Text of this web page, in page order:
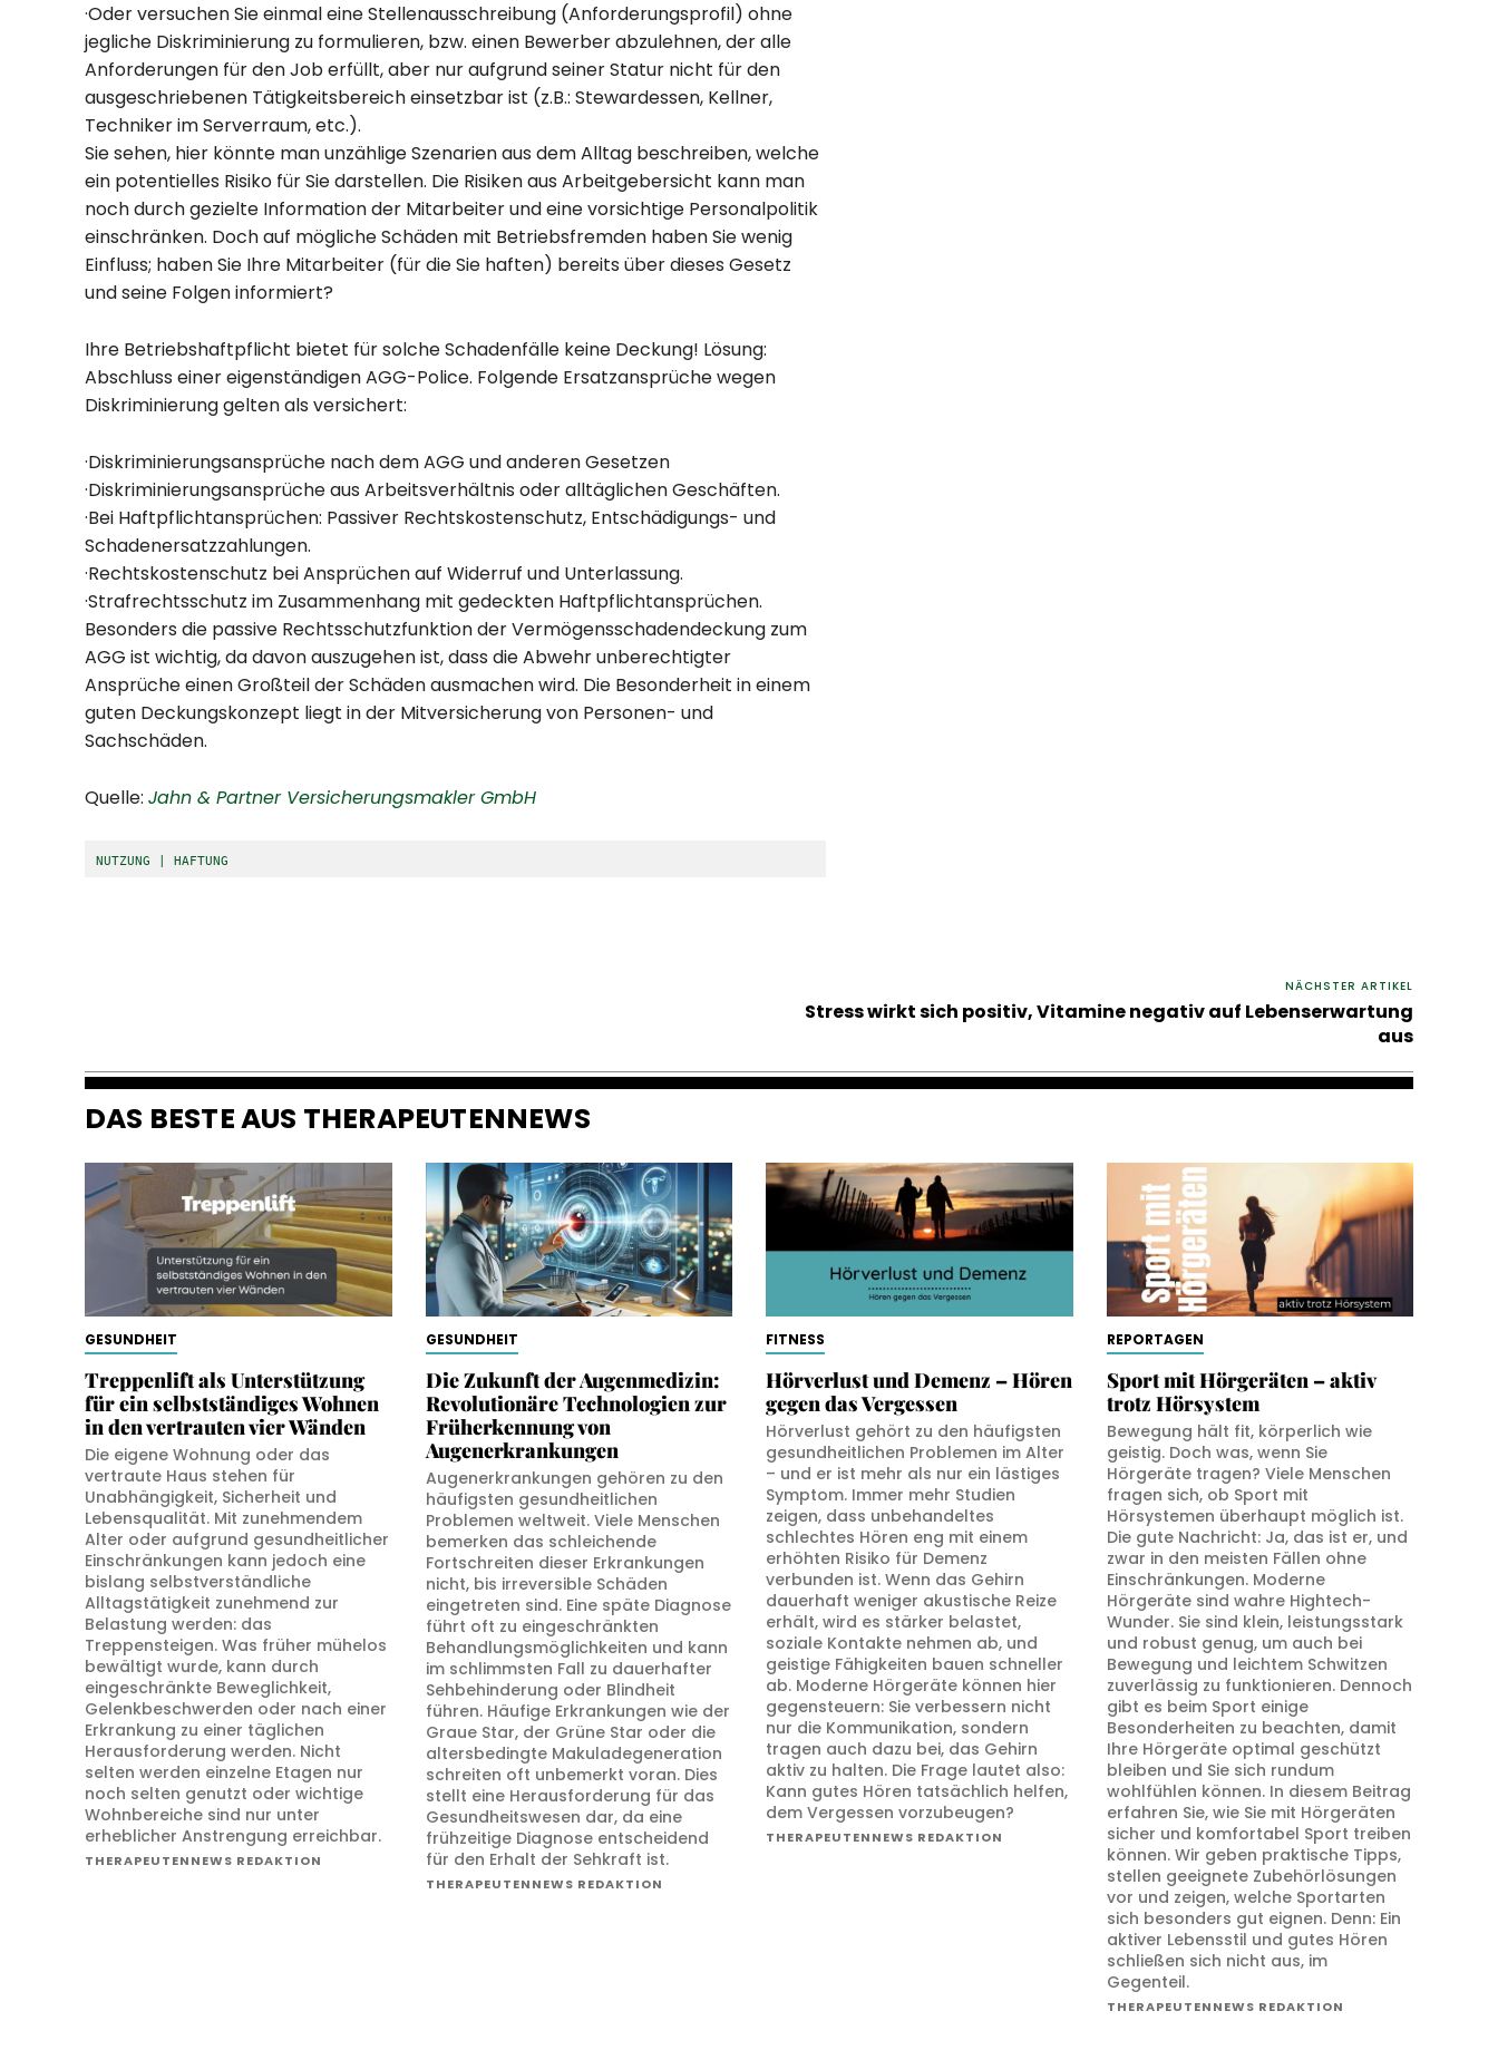
·Oder versuchen Sie einmal eine Stellenausschreibung (Anforderungsprofil) ohne
jegliche Diskriminierung zu formulieren, bzw. einen Bewerber abzulehnen, der alle
Anforderungen für den Job erfüllt, aber nur aufgrund seiner Statur nicht für den
ausgeschriebenen Tätigkeitsbereich einsetzbar ist (z.B.: Stewardessen, Kellner,
Techniker im Serverraum, etc.).
Sie sehen, hier könnte man unzählige Szenarien aus dem Alltag beschreiben, welche
ein potentielles Risiko für Sie darstellen. Die Risiken aus Arbeitgebersicht kann man
noch durch gezielte Information der Mitarbeiter und eine vorsichtige Personalpolitik
einschränken. Doch auf mögliche Schäden mit Betriebsfremden haben Sie wenig
Einfluss; haben Sie Ihre Mitarbeiter (für die Sie haften) bereits über dieses Gesetz
und seine Folgen informiert?
Ihre Betriebshaftpflicht bietet für solche Schadenfälle keine Deckung! Lösung:
Abschluss einer eigenständigen AGG-Police. Folgende Ersatzansprüche wegen
Diskriminierung gelten als versichert:
·Diskriminierungsansprüche nach dem AGG und anderen Gesetzen
·Diskriminierungsansprüche aus Arbeitsverhältnis oder alltäglichen Geschäften.
·Bei Haftpflichtansprüchen: Passiver Rechtskostenschutz, Entschädigungs- und
Schadenersatzzahlungen.
·Rechtskostenschutz bei Ansprüchen auf Widerruf und Unterlassung.
·Strafrechtsschutz im Zusammenhang mit gedeckten Haftpflichtansprüchen.
Besonders die passive Rechtsschutzfunktion der Vermögensschadendeckung zum
AGG ist wichtig, da davon auszugehen ist, dass die Abwehr unberechtigter
Ansprüche einen Großteil der Schäden ausmachen wird. Die Besonderheit in einem
guten Deckungskonzept liegt in der Mitversicherung von Personen- und
Sachschäden.
Quelle: Jahn & Partner Versicherungsmakler GmbH
NUTZUNG | HAFTUNG
NÄCHSTER ARTIKEL
Stress wirkt sich positiv, Vitamine negativ auf Lebenserwartung
aus
DAS BESTE AUS THERAPEUTENNEWS
GESUNDHEIT
Treppenlift als Unterstützung
für ein selbstständiges Wohnen
in den vertrauten vier Wänden
Die eigene Wohnung oder das
vertraute Haus stehen für
Unabhängigkeit, Sicherheit und
Lebensqualität. Mit zunehmendem
Alter oder aufgrund gesundheitlicher
Einschränkungen kann jedoch eine
bislang selbstverständliche
Alltagstätigkeit zunehmend zur
Belastung werden: das
Treppensteigen. Was früher mühelos
bewältigt wurde, kann durch
eingeschränkte Beweglichkeit,
Gelenkbeschwerden oder nach einer
Erkrankung zu einer täglichen
Herausforderung werden. Nicht
selten werden einzelne Etagen nur
noch selten genutzt oder wichtige
Wohnbereiche sind nur unter
erheblicher Anstrengung erreichbar.
THERAPEUTENNEWS REDAKTION
GESUNDHEIT
Die Zukunft der Augenmedizin:
Revolutionäre Technologien zur
Früherkennung von
Augenerkrankungen
Augenerkrankungen gehören zu den
häufigsten gesundheitlichen
Problemen weltweit. Viele Menschen
bemerken das schleichende
Fortschreiten dieser Erkrankungen
nicht, bis irreversible Schäden
eingetreten sind. Eine späte Diagnose
führt oft zu eingeschränkten
Behandlungsmöglichkeiten und kann
im schlimmsten Fall zu dauerhafter
Sehbehinderung oder Blindheit
führen. Häufige Erkrankungen wie der
Graue Star, der Grüne Star oder die
altersbedingte Makuladegeneration
schreiten oft unbemerkt voran. Dies
stellt eine Herausforderung für das
Gesundheitswesen dar, da eine
frühzeitige Diagnose entscheidend
für den Erhalt der Sehkraft ist.
THERAPEUTENNEWS REDAKTION
FITNESS
Hörverlust und Demenz – Hören
gegen das Vergessen
Hörverlust gehört zu den häufigsten
gesundheitlichen Problemen im Alter
– und er ist mehr als nur ein lästiges
Symptom. Immer mehr Studien
zeigen, dass unbehandeltes
schlechtes Hören eng mit einem
erhöhten Risiko für Demenz
verbunden ist. Wenn das Gehirn
dauerhaft weniger akustische Reize
erhält, wird es stärker belastet,
soziale Kontakte nehmen ab, und
geistige Fähigkeiten bauen schneller
ab. Moderne Hörgeräte können hier
gegensteuern: Sie verbessern nicht
nur die Kommunikation, sondern
tragen auch dazu bei, das Gehirn
aktiv zu halten. Die Frage lautet also:
Kann gutes Hören tatsächlich helfen,
dem Vergessen vorzubeugen?
THERAPEUTENNEWS REDAKTION
REPORTAGEN
Sport mit Hörgeräten – aktiv
trotz Hörsystem
Bewegung hält fit, körperlich wie
geistig. Doch was, wenn Sie
Hörgeräte tragen? Viele Menschen
fragen sich, ob Sport mit
Hörsystemen überhaupt möglich ist.
Die gute Nachricht: Ja, das ist er, und
zwar in den meisten Fällen ohne
Einschränkungen. Moderne
Hörgeräte sind wahre Hightech-
Wunder. Sie sind klein, leistungsstark
und robust genug, um auch bei
Bewegung und leichtem Schwitzen
zuverlässig zu funktionieren. Dennoch
gibt es beim Sport einige
Besonderheiten zu beachten, damit
Ihre Hörgeräte optimal geschützt
bleiben und Sie sich rundum
wohlfühlen können. In diesem Beitrag
erfahren Sie, wie Sie mit Hörgeräten
sicher und komfortabel Sport treiben
können. Wir geben praktische Tipps,
stellen geeignete Zubehörlösungen
vor und zeigen, welche Sportarten
sich besonders gut eignen. Denn: Ein
aktiver Lebensstil und gutes Hören
schließen sich nicht aus, im
Gegenteil.
THERAPEUTENNEWS REDAKTION